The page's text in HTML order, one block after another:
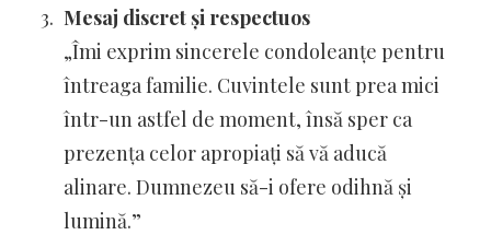
Mesaj discret și respectuos
„Îmi exprim sincerele condoleanțe pentru
întreaga familie. Cuvintele sunt prea mici
într-un astfel de moment, însă sper ca
prezența celor apropiați să vă aducă
alinare. Dumnezeu să-i ofere odihnă și
lumină.”